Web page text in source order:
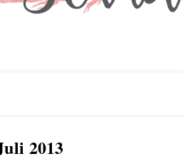
2013